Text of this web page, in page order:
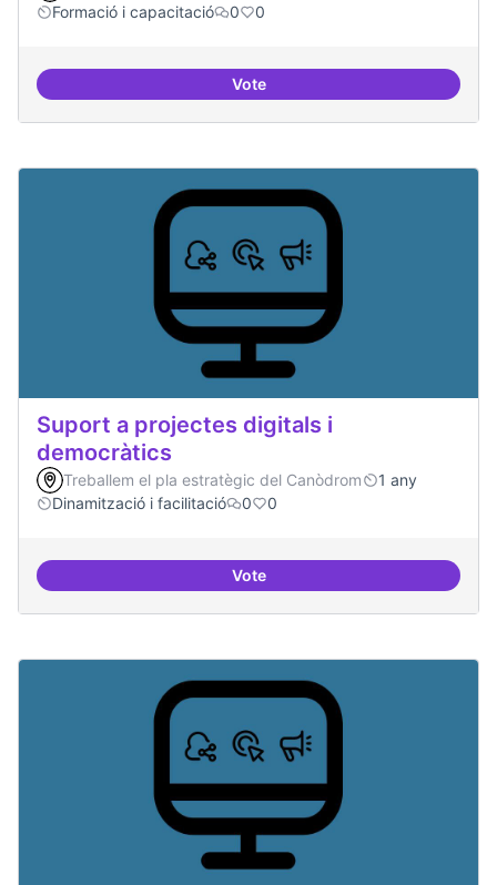
Formació i capacitació
0 0
VoteTallers de col·laboració
Suport a projectes digitals i
democràtics
Treballem el pla estratègic del Canòdrom
1 any
Dinamització i facilitació
0 0
VoteSuport a projectes digitals i